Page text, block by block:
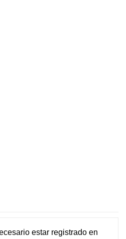
estar registradoen